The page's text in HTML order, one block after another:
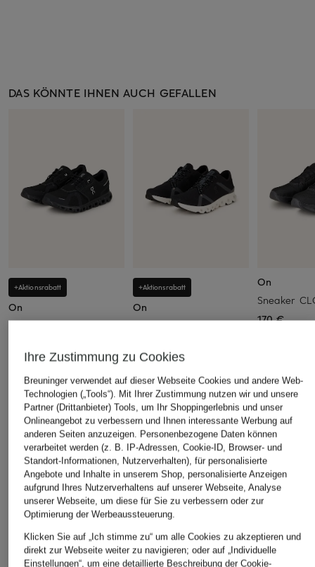
DAS KÖNNTE IHNEN AUCH GEFALLEN
+Aktionsrabatt
On
Bestpreis:112,49 €
Ursprünglich:160 €
+Aktionsrabatt
On
124,99 €
Bestpreis:106,24 €
Ursprünglich:160 €
On
Sneaker
170 €
ÄHNLICHE ARTIKEL ENTDECKEN
Ihre Zustimmung zu Cookies
Breuninger verwendet auf dieser Webseite Cookies und andere Web-
Technologien („Tools“). Mit Ihrer Zustimmung nutzen wir und unsere
Partner (Drittanbieter) Tools, um Ihr Shoppingerlebnis und unser
Onlineangebot zu verbessern und Ihnen interessante Werbung auf
anderen Seiten anzuzeigen. Personenbezogene Daten können
verarbeitet werden (z. B. IP-Adressen, Cookie-ID, Browser- und
Standort-Informationen, Nutzerverhalten), für personalisierte
Angebote und Inhalte in unserem Shop, personalisierte Anzeigen
aufgrund Ihres Nutzerverhaltens auf unserer Webseite, Analyse
unserer Webseite, um diese für Sie zu verbessern oder zur
Optimierung der Werbeaussteuerung.
Klicken Sie auf „Ich stimme zu“ um alle Cookies zu akzeptieren und
direkt zur Webseite weiter zu navigieren; oder auf „Individuelle
Einstellungen“, um eine detaillierte Beschreibung der Cookie-